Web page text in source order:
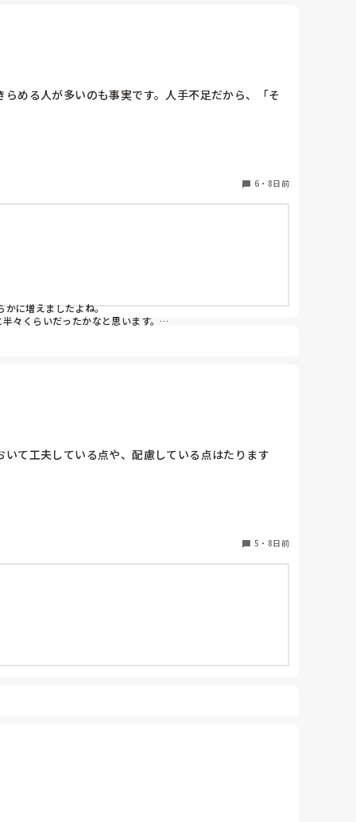
める人が多いのも事実です。人手不足だから、「そ
6 ・ 8日前
かに増えましたよね。
々くらいだったかなと思います。
て工夫している点や、配慮している点はたります
5 ・ 8日前